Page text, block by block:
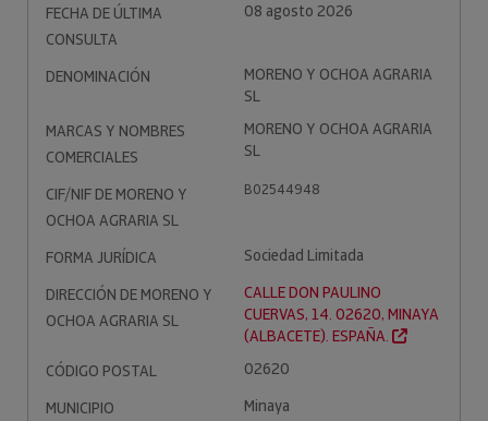
FECHA DE ÚLTIMA
CONSULTA
08 agosto 2026
DENOMINACIÓN
MORENO Y OCHOA AGRARIA
SL
MARCAS Y NOMBRES
COMERCIALES
MORENO Y OCHOA AGRARIA
SL
CIF/NIF DE MORENO Y
OCHOA AGRARIA SL
B02544948
FORMA JURÍDICA
Sociedad Limitada
DIRECCIÓN DE MORENO Y
OCHOA AGRARIA SL
CALLE DON PAULINO
CUERVAS, 14. 02620, MINAYA
(ALBACETE). ESPAÑA.
CÓDIGO POSTAL
02620
MUNICIPIO
Minaya